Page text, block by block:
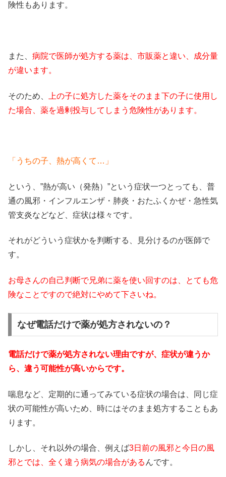
険性もあります。
また、 病院で医師が処方する薬は、市販薬と違い、成分量
が違います。
そのため、
上の子に処方した薬をそのまま下の子に使用し
た場合、薬を過剰投与してしまう危険性があります。
「うちの子、熱が高くて…」
という、”熱が高い（発熱）”という症状一つとっても、普
通の風邪・インフルエンザ・肺炎・おたふくかぜ・急性気
管支炎などなど、症状は様々です。
それがどういう症状かを判断する、見分けるのが医師で
す。
お母さんの自己判断で兄弟に薬を使い回すのは、とても危
険なことですので絶対にやめて下さいね。
なぜ電話だけで薬が処方されないの？
電話だけで薬が処方されない理由ですが、症状が違うか
ら、違う可能性が高いからです。
喘息など、定期的に通ってみている症状の場合は、同じ症
状の可能性が高いため、時にはそのまま処方することもあ
ります。
しかし、それ以外の場合、例えば3日前の風邪と今日の風
邪とでは、全く違う病気の場合がある んです。